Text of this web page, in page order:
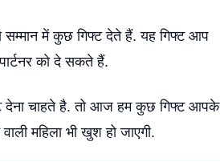
सम्मान में कुछ गिफ्ट देते हैं. यह गिफ्ट आप
को दे सकते हैं.
देना चाहते है. तो आज हम कुछ गिफ्ट आपके
महिला भी खुश हो जाएगी.